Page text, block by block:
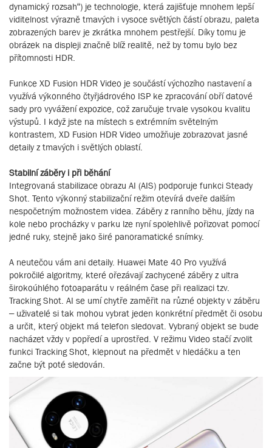
dynamický rozsah“) je technologie, která zajišťuje mnohem lepší
viditelnost výrazně tmavých i vysoce světlých částí obrazu, paleta
zobrazených barev je zkrátka mnohem pestřejší. Díky tomu je
obrázek na displeji značně blíž realitě, než by tomu bylo bez
přítomnosti HDR.
Funkce XD Fusion HDR Video je součástí výchozího nastavení a
využívá výkonného čtyřjádrového ISP ke zpracování obří datové
sady pro vyvážení expozice, což zaručuje trvale vysokou kvalitu
výstupů. I když jste na místech s extrémním světelným
kontrastem, XD Fusion HDR Video umožňuje zobrazovat jasné
detaily z tmavých i světlých oblastí.
Stabilní záběry i při běhání
Integrovaná stabilizace obrazu AI (AIS) podporuje funkci Steady
Shot. Tento výkonný stabilizační režim otevírá dveře dalším
nespočetným možnostem videa. Záběry z ranního běhu, jízdy na
kole nebo procházky v parku lze nyní spolehlivě pořizovat pomocí
jedné ruky, stejně jako širé panoramatické snímky.
A neutečou vám ani detaily. Huawei Mate 40 Pro využívá
pokročilé algoritmy, které ořezávají zachycené záběry z ultra
širokoúhlého fotoaparátu v reálném čase při realizaci tzv.
Tracking Shot. AI se umí chytře zaměřit na různé objekty v záběru
– uživatelé si tak mohou vybrat jeden konkrétní předmět či osobu
a určit, který objekt má telefon sledovat. Vybraný objekt se bude
nacházet vždy v popředí a uprostřed. V režimu Video stačí zvolit
funkci Tracking Shot, klepnout na předmět v hledáčku a ten
začne být poté sledován.